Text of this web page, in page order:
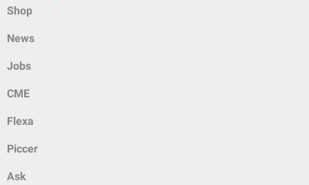
Shop
News
Jobs
CME
Flexa
Piccer
Ask